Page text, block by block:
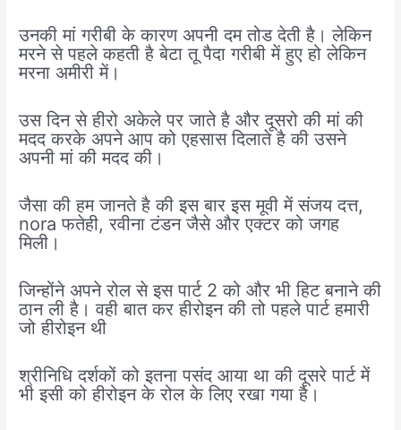
उनकी मां गरीबी के कारण अपनी दम तोड देती है। लेकिन
मरने से पहले कहती है बेटा तू पैदा गरीबी में हुए हो लेकिन
मरना अमीरी में।
उस दिन से हीरो अकेले पर जाते है और दूसरो की मां की
मदद करके अपने आप को एहसास दिलाते है की उसने
अपनी मां की मदद की।
जैसा की हम जानते है की इस बार इस मूवी में संजय दत्त,
nora फतेही, रवीना टंडन जैसे और एक्टर को जगह
मिली।
जिन्होंने अपने रोल से इस पार्ट 2 को और भी हिट बनाने की
ठान ली है। वही बात कर हीरोइन की तो पहले पार्ट हमारी
जो हीरोइन थी
श्रीनिधि दर्शकों को इतना पसंद आया था की दूसरे पार्ट में
भी इसी को हीरोइन के रोल के लिए रखा गया है।